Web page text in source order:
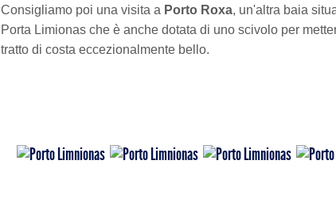
Consigliamo poi una visita a Porto Roxa, un'altra baia
Porta Limionas che è anche dotata di uno scivolo per
tratto di costa eccezionalmente bello.